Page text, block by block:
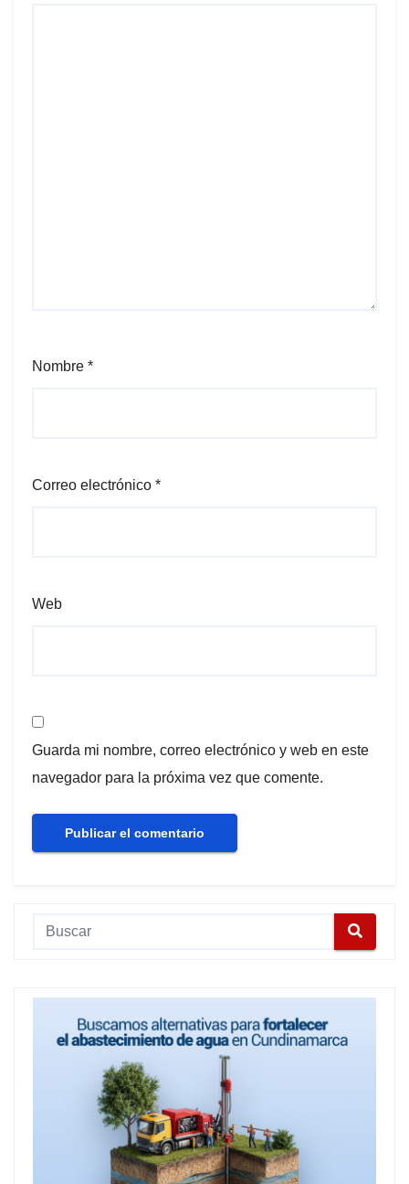
Nombre *
Correo electrónico *
Web
Guarda mi nombre, correo electrónico y web en este
navegador para la próxima vez que comente.